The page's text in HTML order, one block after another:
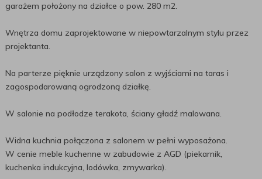
garażem położony na działce o pow. 280 m2.
Wnętrza domu zaprojektowane w niepowtarzalnym stylu przez
projektanta.
Na parterze pięknie urządzony salon z wyjściami na taras i
zagospodarowaną ogrodzoną działkę.
W salonie na podłodze terakota, ściany gładź malowana.
Widna kuchnia połączona z salonem w pełni wyposażona.
W cenie meble kuchenne w zabudowie z AGD (piekarnik,
kuchenka indukcyjna, lodówka, zmywarka).